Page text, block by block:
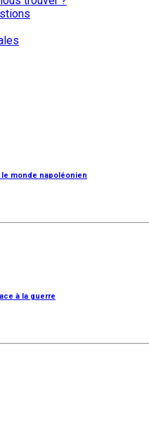
monde napoléonien
à la guerre